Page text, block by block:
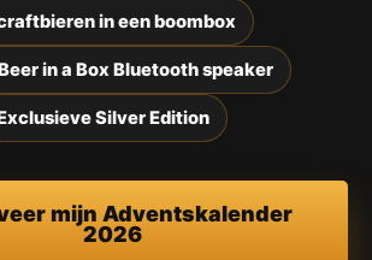
in een boombox
in a Box Bluetooth speaker
Silver Edition
mijn Adventskalender
2026